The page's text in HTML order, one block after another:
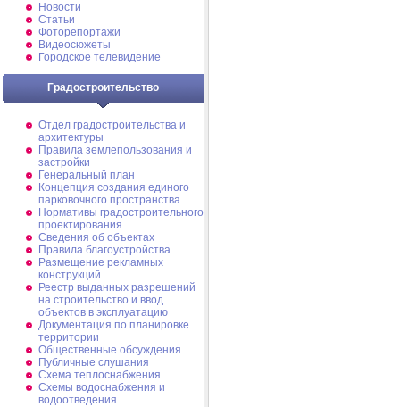
Новости
Статьи
Фоторепортажи
Видеосюжеты
Городское телевидение
Градостроительство
Отдел градостроительства и
архитектуры
Правила землепользования и
застройки
Генеральный план
Концепция создания единого
парковочного пространства
Нормативы градостроительного
проектирования
Сведения об объектах
Правила благоустройства
Размещение рекламных
конструкций
Реестр выданных разрешений
на строительство и ввод
объектов в эксплуатацию
Документация по планировке
территории
Общественные обсуждения
Публичные слушания
Схема теплоснабжения
Схемы водоснабжения и
водоотведения